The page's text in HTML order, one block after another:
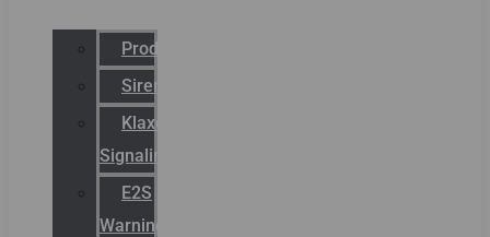
Productcatalogus
Sirena
Klaxon
Signaling
E2S
Warning